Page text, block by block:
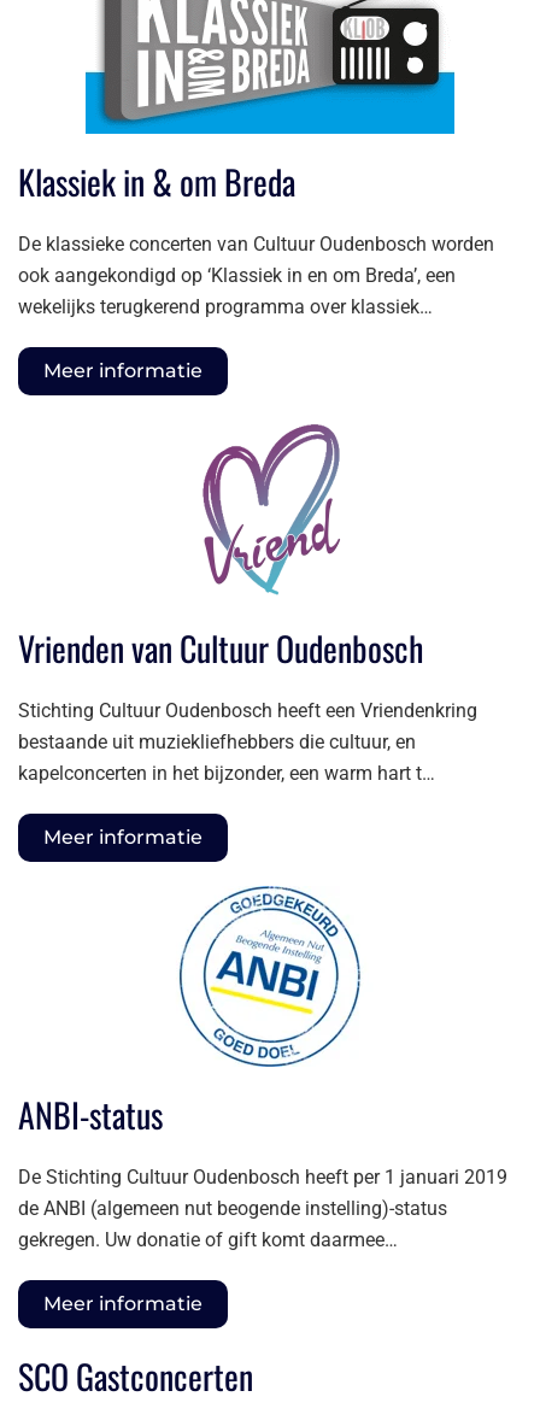
Klassiek in & om Breda
De klassieke concerten van Cultuur Oudenbosch worden
ook aangekondigd op ‘Klassiek in en om Breda’, een
wekelijks terugkerend programma over klassiek…
Meer informatie
Vrienden van Cultuur Oudenbosch
Stichting Cultuur Oudenbosch heeft een Vriendenkring
bestaande uit muziekliefhebbers die cultuur, en
kapelconcerten in het bijzonder, een warm hart t…
Meer informatie
ANBI-status
De Stichting Cultuur Oudenbosch heeft per 1 januari 2019
de ANBI (algemeen nut beogende instelling)-status
gekregen. Uw donatie of gift komt daarmee…
Meer informatie
SCO Gastconcerten